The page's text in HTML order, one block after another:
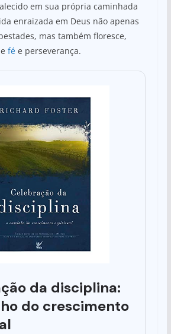
em sua própria caminhada
enraizada em Deus não apenas
mas também floresce,
fée perseverança.
da disciplina:
do crescimento